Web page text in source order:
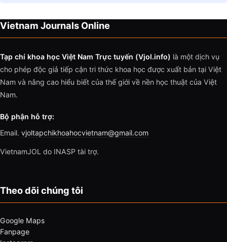
Vietnam Journals Online
Tạp chí khoa học Việt Nam Trực tuyến (Vjol.info) là một dịch vụ
cho phép độc giả tiếp cận tri thức khoa học được xuất bản tại Việt
Nam và nâng cao hiểu biết của thế giới về nền học thuật của Việt
Nam.
Bộ phận hỗ trợ:
Email. vjoltapchikhoahocvietnam@gmail.com
VietnamJOL do INASP tài trợ.
Theo dõi chúng tôi
Google Maps
Fanpage